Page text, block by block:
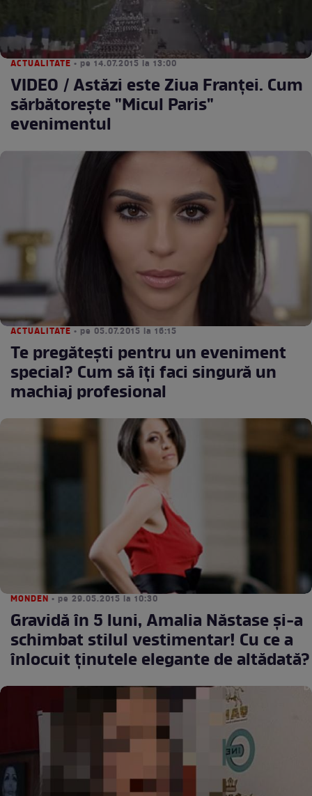
ACTUALITATE • pe 14.07.2015 la 13:00
VIDEO / Astăzi este Ziua Franţei. Cum
sărbătoreşte "Micul Paris"
evenimentul
ACTUALITATE • pe 05.07.2015 la 16:15
Te pregăteşti pentru un eveniment
special? Cum să îţi faci singură un
machiaj profesional
MONDEN • pe 29.05.2015 la 10:30
Gravidă în 5 luni, Amalia Năstase şi-a
schimbat stilul vestimentar! Cu ce a
înlocuit ţinutele elegante de altădată?